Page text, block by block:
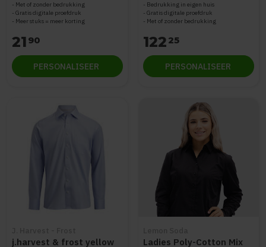
Met of zonder bedrukking
Gratis digitale proefdruk
Meer stuks = meer korting
21 90
PERSONALISEER
Bedrukking in eigen huis
Gratis digitale proefdruk
Met of zonder bedrukking
122 25
PERSONALISEER
j.harvest & frost yellow Ladies Poly-Cotton Mix